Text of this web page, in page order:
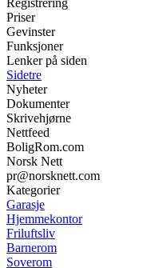
Registrering
Priser
Gevinster
Funksjoner
Lenker på siden
Sidetre
Nyheter
Dokumenter
Skrivehjørne
Nettfeed
BoligRom.com
Norsk Nett
pr@norsknett.com
Kategorier
Garasje
Hjemmekontor
Friluftsliv
Barnerom
Soverom